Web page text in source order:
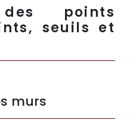
points
seuils et
murs